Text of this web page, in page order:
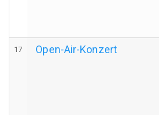
17 Open-Air-Konzert